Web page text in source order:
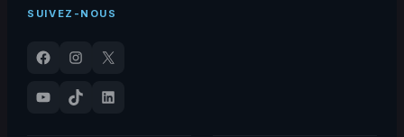
SUIVEZ-NOUS
Facebook Instagram
X
YouTube
TikTok LinkedIn